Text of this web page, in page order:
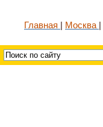
Главная Москва